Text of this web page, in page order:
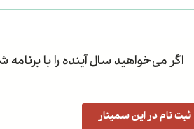
اگر می‌خواهید سال آینده را با
ثبت نام در این سمینار